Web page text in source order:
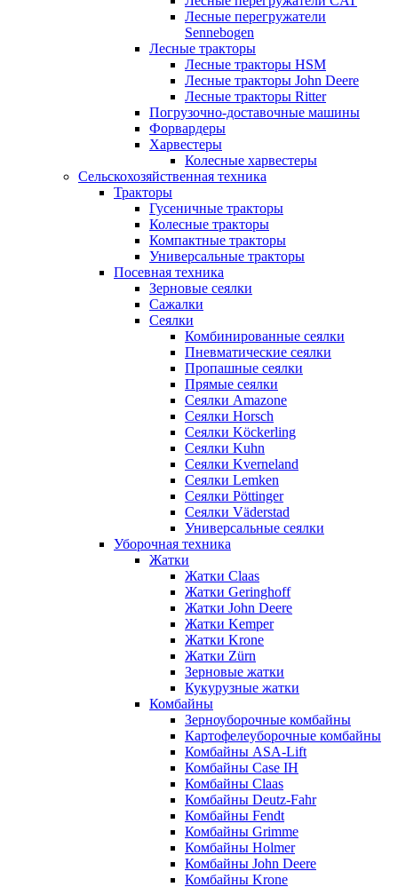
Лесные перегружатели
Sennebogen
Лесные тракторы
Лесные тракторы HSM
Лесные тракторы John Deere
Лесные тракторы Ritter
Погрузочно-доставочные машины
Форвардеры
Харвестеры
Колесные харвестеры
Сельскохозяйственная техника
Тракторы
Гусеничные тракторы
Колесные тракторы
Компактные тракторы
Универсальные тракторы
Посевная техника
Зерновые сеялки
Сажалки
Сеялки
Комбинированные сеялки
Пневматические сеялки
Пропашные сеялки
Прямые сеялки
Сеялки Amazone
Сеялки Horsch
Сеялки Köckerling
Сеялки Kuhn
Сеялки Kverneland
Сеялки Lemken
Сеялки Pöttinger
Сеялки Väderstad
Универсальные сеялки
Уборочная техника
Жатки
Жатки Claas
Жатки Geringhoff
Жатки John Deere
Жатки Kemper
Жатки Krone
Жатки Zürn
Зерновые жатки
Кукурузные жатки
Комбайны
Зерноуборочные комбайны
Картофелеуборочные комбайны
Комбайны ASA-Lift
Комбайны Case IH
Комбайны Claas
Комбайны Deutz-Fahr
Комбайны Fendt
Комбайны Grimme
Комбайны Holmer
Комбайны John Deere
Комбайны Krone